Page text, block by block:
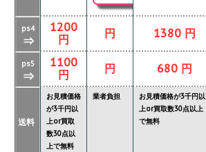
ps4
⇒
1200
円
円 1380 円
ps5
⇒
1100
円
円 680 円
送料
お見積価格
が3千円以
上or買取
数30点以
上で無料
業者負担
お見積価格が3千円以
上or買取数30点以上
で無料